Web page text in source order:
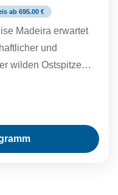
ab 695.00 €
Madeira erwartet
und
wilden Ostspitze